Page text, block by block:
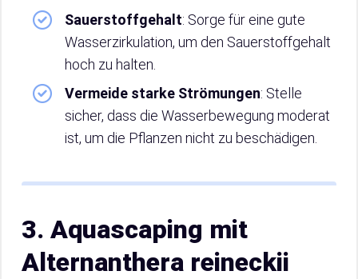
Sauerstoffgehalt: Sorge für eine gute
Wasserzirkulation, um den Sauerstoffgehalt
hoch zu halten.
Vermeide starke Strömungen: Stelle
sicher, dass die Wasserbewegung moderat
ist, um die Pflanzen nicht zu beschädigen.
3. Aquascaping mit
Alternanthera reineckii